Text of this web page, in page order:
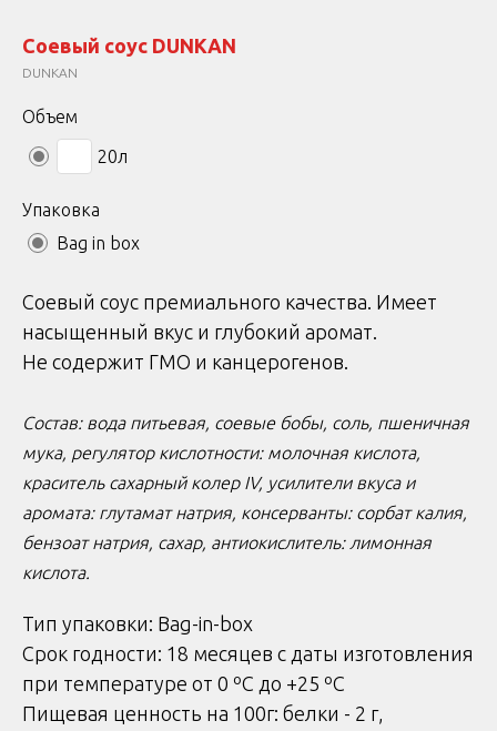
Соевый соус DUNKAN
DUNKAN
Объем
20л
Упаковка
Bag in box
Соевый соус премиального качества. Имеет
насыщенный вкус и глубокий аромат.
Не содержит ГМО и канцерогенов.
Состав: вода питьевая, соевые бобы, соль, пшеничная
мука, регулятор кислотности: молочная кислота,
краситель сахарный колер IV, усилители вкуса и
аромата: глутамат натрия, консерванты: сорбат калия,
бензоат натрия, сахар, антиокислитель: лимонная
кислота.
Тип упаковки: Bag-in-box
Срок годности: 18 месяцев с даты изготовления
при температуре от 0 ºС до +25 ºС
Пищевая ценность на 100г: белки - 2 г,